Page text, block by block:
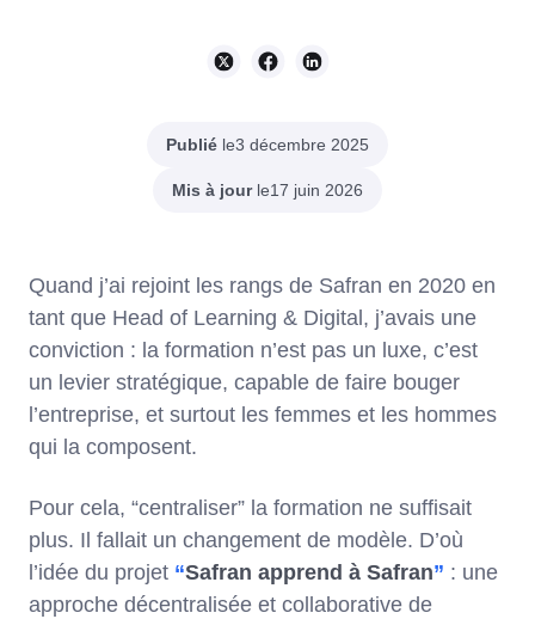
Publié le3 décembre 2025
Mis à jourle17 juin 2026
Quand j’ai rejoint les rangs de Safran en 2020 en
tant que Head of Learning & Digital, j’avais une
conviction : la formation n’est pas un luxe, c’est
un levier stratégique, capable de faire bouger
l’entreprise, et surtout les femmes et les hommes
qui la composent.
Pour cela, “centraliser” la formation ne suffisait
plus. Il fallait un changement de modèle. D’où
l’idée du projet “Safran apprend à Safran” : une
approche décentralisée et collaborative de